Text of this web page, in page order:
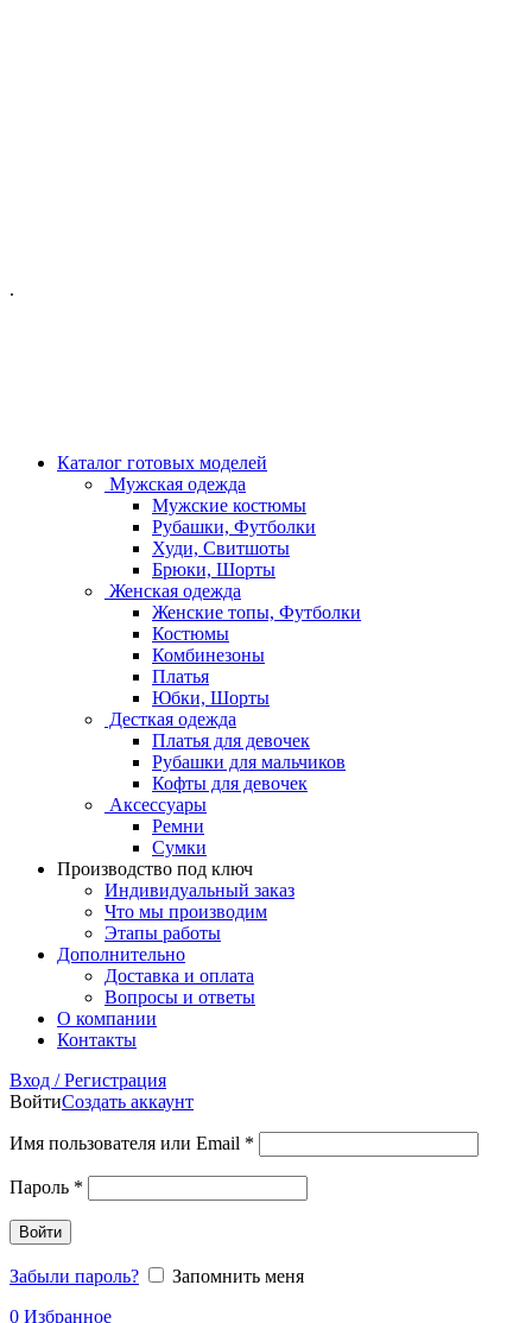
.
Каталог готовых моделей
Мужская одежда
Мужские костюмы
Рубашки, Футболки
Худи, Свитшоты
Брюки, Шорты
Женская одежда
Женские топы, Футболки
Костюмы
Комбинезоны
Платья
Юбки, Шорты
Десткая одежда
Платья для девочек
Рубашки для мальчиков
Кофты для девочек
Аксессуары
Ремни
Сумки
Производство под ключ
Индивидуальный заказ
Что мы производим
Этапы работы
Дополнительно
Доставка и оплата
Вопросы и ответы
О компании
Контакты
Вход / Регистрация
ВойтиСоздать аккаунт
Имя пользователя или Email *
Пароль *
Войти
Забыли пароль?
Запомнить меня
0 Избранное